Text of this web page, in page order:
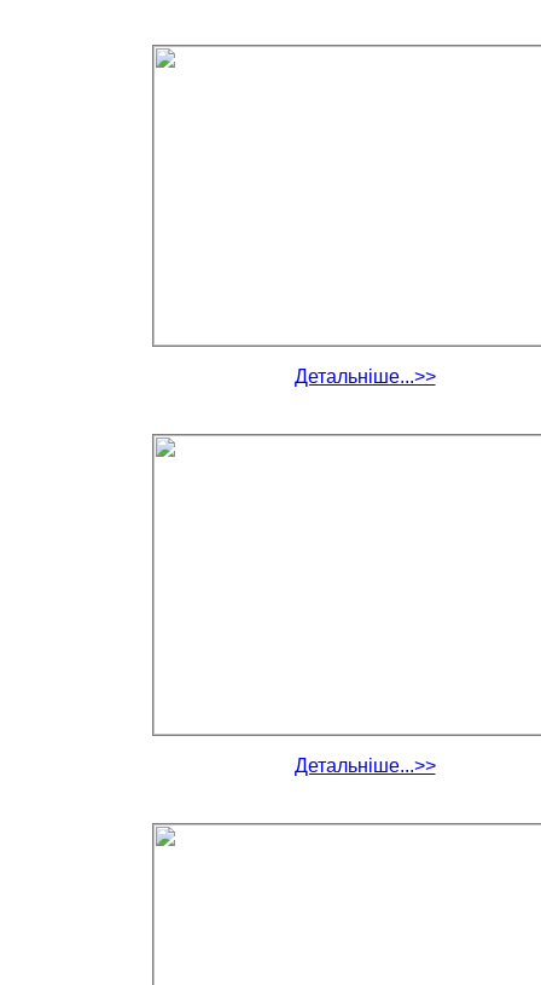
Детальніше...>>
Детальніше...>>